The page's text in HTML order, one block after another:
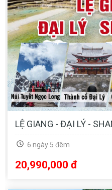
LỆ GIANG - ĐẠI LÝ -
6 ngày 5 đêm
20,990,000 đ